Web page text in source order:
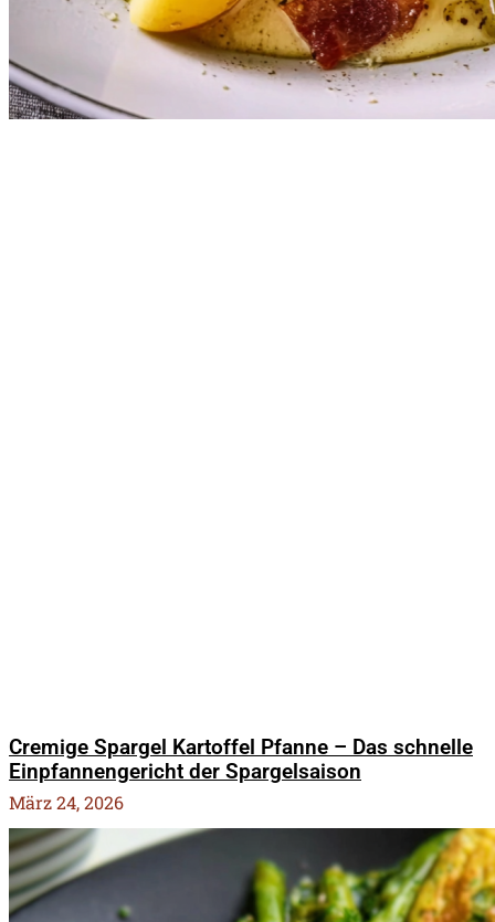
Cremige Spargel Kartoffel Pfanne – Das schnelle
Einpfannengericht der Spargelsaison
März 24, 2026